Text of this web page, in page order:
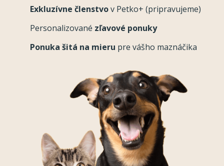
Exkluzívne členstvov Petko+ (pripravujeme)
Personalizované zľavové ponuky
Ponuka šitá na mieru pre vášho maznáčika